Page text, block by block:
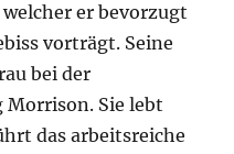
er bevorzugt
vorträgt. Seine
bei der
Sie lebt
das arbeitsreiche